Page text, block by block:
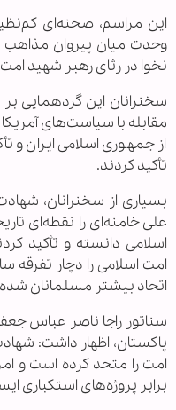
این مراسم، صحنه‌ای
وحدت میان پیروان مذاهب
نخوا در رثای رهبر شهید
سخنرانان این گردهمایی
مقابله با سیاست‌های
از جمهوری اسلامی ایران
تأکید کردند.
بسیاری از سخنرانان،
علی خامنه‌ای را نقطه‌ای
اسلامی دانسته و تأکید
امت اسلامی را دچار
اتحاد بیشتر مسلمانان
سناتور راجا ناصر
پاکستان، اظهار داشت:
امت را متحد کرده است و
برابر پروژه‌های استکباری